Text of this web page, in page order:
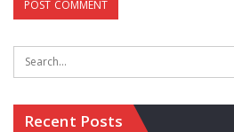
Recent Posts